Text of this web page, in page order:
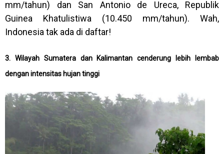
mm/tahun) dan San Antonio de Ureca, Republik
Guinea Khatulistiwa (10.450 mm/tahun). Wah,
Indonesia tak ada di daftar!
3. Wilayah Sumatera dan Kalimantan cenderung lebih lembab
dengan intensitas hujan tinggi